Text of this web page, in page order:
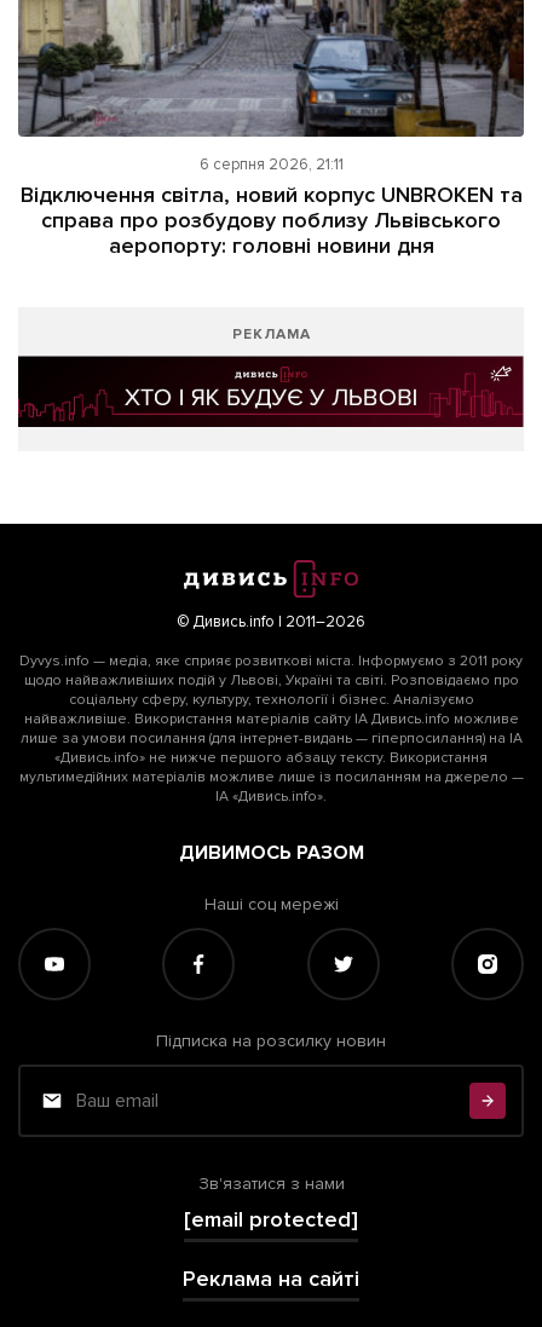
6 серпня 2026, 21:11
Відключення світла, новий корпус UNBROKEN та
справа про розбудову поблизу Львівського
аеропорту: головні новини дня
РЕКЛАМА
© Дивись.info | 2011–2026
Dyvys.info — медіа, яке сприяє розвиткові міста. Інформуємо з 2011 року
щодо найважливіших подій у Львові, Україні та світі. Розповідаємо про
соціальну сферу, культуру, технології і бізнес. Аналізуємо
найважливіше. Використання матеріалів сайту ІА Дивись.info можливе
лише за умови посилання (для інтернет-видань — гіперпосилання) на ІА
«Дивись.info» не нижче першого абзацу тексту. Використання
мультимедійних матеріалів можливе лише із посиланням на джерело —
ІА «Дивись.info».
ДИВИМОСЬ РАЗОМ
Наші соц мережі
Підписка на розсилку новин
Зв'язатися з нами
[email protected]
Реклама на сайті